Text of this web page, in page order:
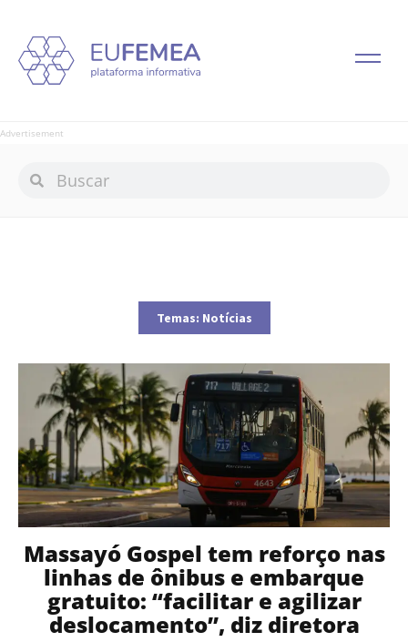
Advertisement
Temas: Notícias
Massayó Gospel tem reforço nas
linhas de ônibus e embarque
gratuito: “facilitar e agilizar
deslocamento”, diz diretora